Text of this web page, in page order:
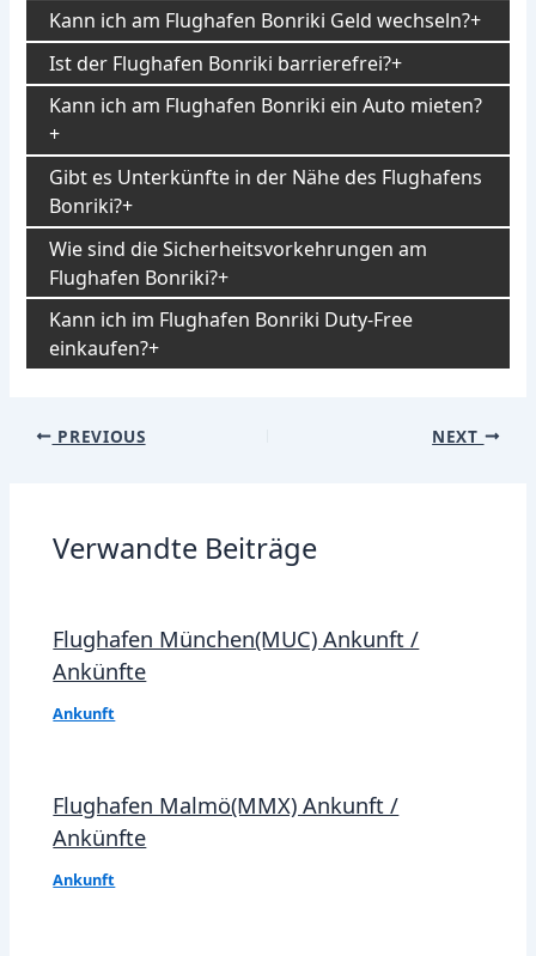
Kann ich am Flughafen Bonriki Geld wechseln?
Ist der Flughafen Bonriki barrierefrei?
Kann ich am Flughafen Bonriki ein Auto mieten?
Gibt es Unterkünfte in der Nähe des Flughafens
Bonriki?
Wie sind die Sicherheitsvorkehrungen am
Flughafen Bonriki?
Kann ich im Flughafen Bonriki Duty-Free
einkaufen?
Post
PREVIOUS NEXT
Verwandte Beiträge
Flughafen München(MUC) Ankunft /
Ankünfte
Ankunft
Flughafen Malmö(MMX) Ankunft /
Ankünfte
Ankunft